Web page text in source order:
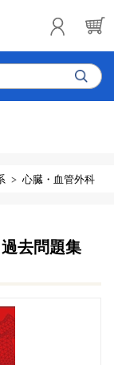
心臓・血管外科
去問題集